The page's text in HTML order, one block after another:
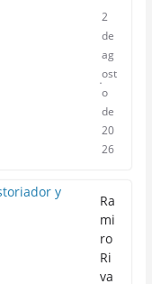
2
de
ag
ost
o
de
20
26
Ra
mi
ro
Ri
va